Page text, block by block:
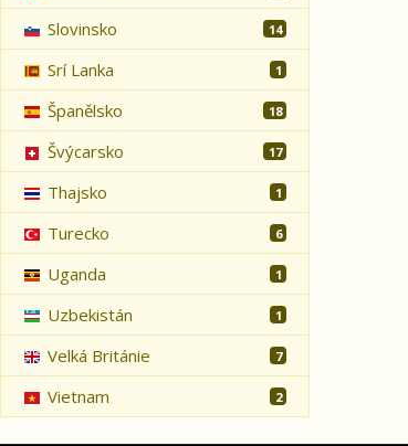
Slovinsko 14
Srí Lanka 1
Španělsko 18
Švýcarsko 17
Thajsko 1
Turecko 6
Uganda 1
Uzbekistán 1
Velká Británie 7
Vietnam 2